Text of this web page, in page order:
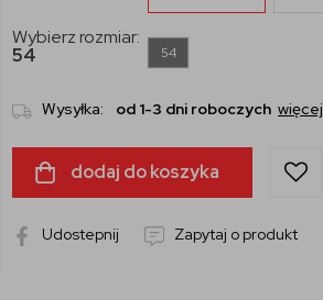
Wybierz rozmiar:
54
54
Wysyłka: od 1-3 dni roboczych więcej
dodaj do koszyka
Udostepnij Zapytaj o produkt